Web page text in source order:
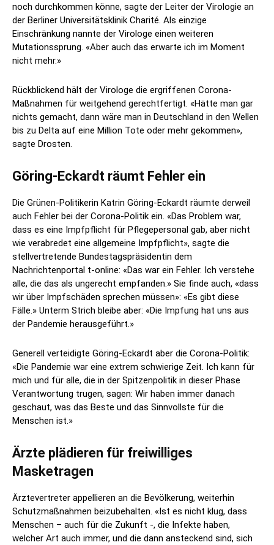
noch durchkommen könne, sagte der Leiter der Virologie an
der Berliner Universitätsklinik Charité. Als einzige
Einschränkung nannte der Virologe einen weiteren
Mutationssprung. «Aber auch das erwarte ich im Moment
nicht mehr.»
Rückblickend hält der Virologe die ergriffenen Corona-
Maßnahmen für weitgehend gerechtfertigt. «Hätte man gar
nichts gemacht, dann wäre man in Deutschland in den Wellen
bis zu Delta auf eine Million Tote oder mehr gekommen»,
sagte Drosten.
Göring-Eckardt räumt Fehler ein
Die Grünen-Politikerin Katrin Göring-Eckardt räumte derweil
auch Fehler bei der Corona-Politik ein. «Das Problem war,
dass es eine Impfpflicht für Pflegepersonal gab, aber nicht
wie verabredet eine allgemeine Impfpflicht», sagte die
stellvertretende Bundestagspräsidentin dem
Nachrichtenportal t-online: «Das war ein Fehler. Ich verstehe
alle, die das als ungerecht empfanden.» Sie finde auch, «dass
wir über Impfschäden sprechen müssen»: «Es gibt diese
Fälle.» Unterm Strich bleibe aber: «Die Impfung hat uns aus
der Pandemie herausgeführt.»
Generell verteidigte Göring-Eckardt aber die Corona-Politik:
«Die Pandemie war eine extrem schwierige Zeit. Ich kann für
mich und für alle, die in der Spitzenpolitik in dieser Phase
Verantwortung trugen, sagen: Wir haben immer danach
geschaut, was das Beste und das Sinnvollste für die
Menschen ist.»
Ärzte plädieren für freiwilliges
Masketragen
Ärztevertreter appellieren an die Bevölkerung, weiterhin
Schutzmaßnahmen beizubehalten. «Ist es nicht klug, dass
Menschen – auch für die Zukunft -, die Infekte haben,
welcher Art auch immer, und die dann ansteckend sind, sich